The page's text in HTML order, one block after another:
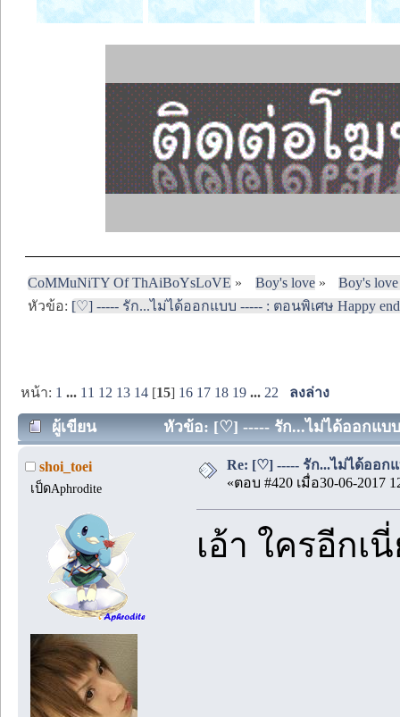
CoMMuNiTY Of ThAiBoYsLoVE » Boy's love»
Boy's
หัวข้อ: [♡] ----- รัก...ไม่ได้ออกแบบ ----- : ตอนพิเศษ Happy
หน้า: 1 ... 11 12 13 14 [15] 16 17 18 19 ... 22 ลงล่าง
ผู้เขียน หัวข้อ: [♡] ----- รัก...ไม่ได้ออกแบบ
shoi_toei
เป็ดAphrodite
Re: [♡] ----- รัก...ไม่ได้ออกแ
«ตอบ #420 เมื่อ30-06-2017
เอ้า ใครอีกเ